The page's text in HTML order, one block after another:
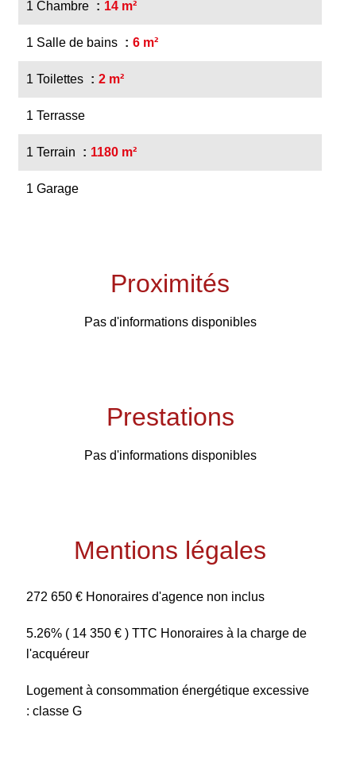
1 Chambre 14 m²
1 Salle de bains 6 m²
1 Toilettes 2 m²
1 Terrasse
1 Terrain 1180 m²
1 Garage
Proximités
Pas d'informations disponibles
Prestations
Pas d'informations disponibles
Mentions légales
272 650 € Honoraires d'agence non inclus
5.26% ( 14 350 € ) TTC Honoraires à la charge de
l'acquéreur
Logement à consommation énergétique excessive
: classe G